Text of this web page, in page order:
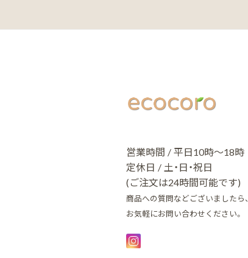
営業時間 / 平日10時～18時
定休日 / 土・日・祝日
(ご注文は24時間可能です)
商品への質問などございましたら、
お気軽にお問い合わせください。